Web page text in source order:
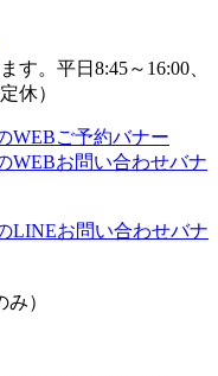
す。平日8:45～16:00、
休）
）